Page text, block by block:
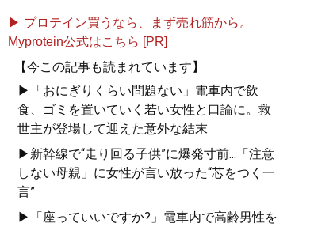
▶ プロテイン買うなら、まず売れ筋から。
Myprotein公式はこちら [PR]
【今この記事も読まれています】
▶「おにぎりくらい問題ない」電車内で飲
食、ゴミを置いていく若い女性と口論に。救
世主が登場して迎えた意外な結末
▶新幹線で“走り回る子供”に爆発寸前...「注意
しない母親」に女性が言い放った“芯をつく一
言”
▶「座っていいですか?」電車内で高齢男性を